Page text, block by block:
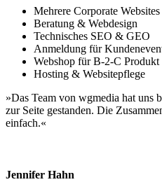
Mehrere Corporate Websites
Beratung & Webdesign
Technisches SEO & GEO
Anmeldung für
Webshop für B-2-C Produkt
Hosting & Websitepflege
»Das Team von wgmedia hat uns
zur Seite gestanden. Die
einfach.«
Jennifer Hahn